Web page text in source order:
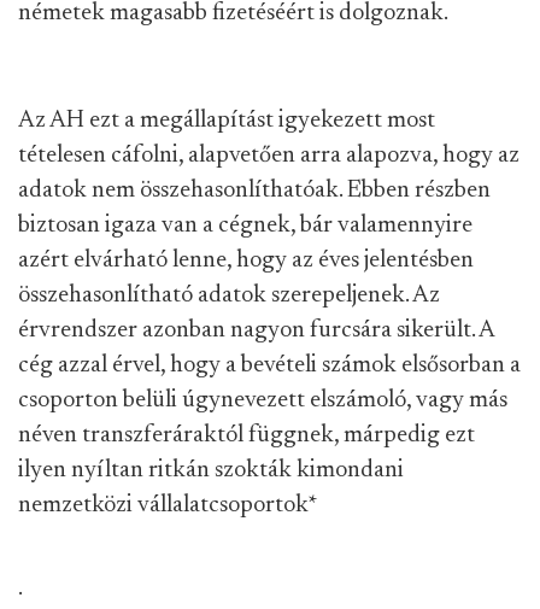
németek magasabb fizetéséért is dolgoznak.
Az AH ezt a megállapítást igyekezett most
tételesen cáfolni, alapvetően arra alapozva, hogy az
adatok nem összehasonlíthatóak. Ebben részben
biztosan igaza van a cégnek, bár valamennyire
azért elvárható lenne, hogy az éves jelentésben
összehasonlítható adatok szerepeljenek. Az
érvrendszer azonban nagyon furcsára sikerült. A
cég azzal érvel, hogy a bevételi számok elsősorban a
csoporton belüli úgynevezett elszámoló, vagy más
néven transzferáraktól függnek, márpedig ezt
ilyen nyíltan ritkán szokták kimondani
nemzetközi vállalatcsoportok*
.